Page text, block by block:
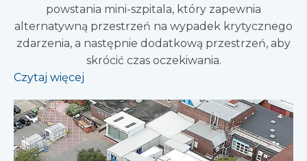
powstania mini-szpitala, który zapewnia
alternatywną przestrzeń na wypadek krytycznego
zdarzenia, a następnie dodatkową przestrzeń, aby
skrócić czas oczekiwania.
Czytaj więcej